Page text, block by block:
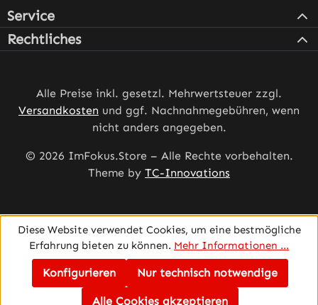
Service
Rechtliches
Alle Preise inkl. gesetzl. Mehrwertsteuer zzgl.
Versandkosten und ggf. Nachnahmegebühren, wenn
nicht anders angegeben.
© 2026 ImFokus.Store – Alle Rechte vorbehalten.
Theme by TC-Innovations
Diese Website verwendet Cookies, um eine bestmögliche
Erfahrung bieten zu können. Mehr Informationen ...
Nur technisch notwendige
Konfigurieren
Alle Cookies akzeptieren